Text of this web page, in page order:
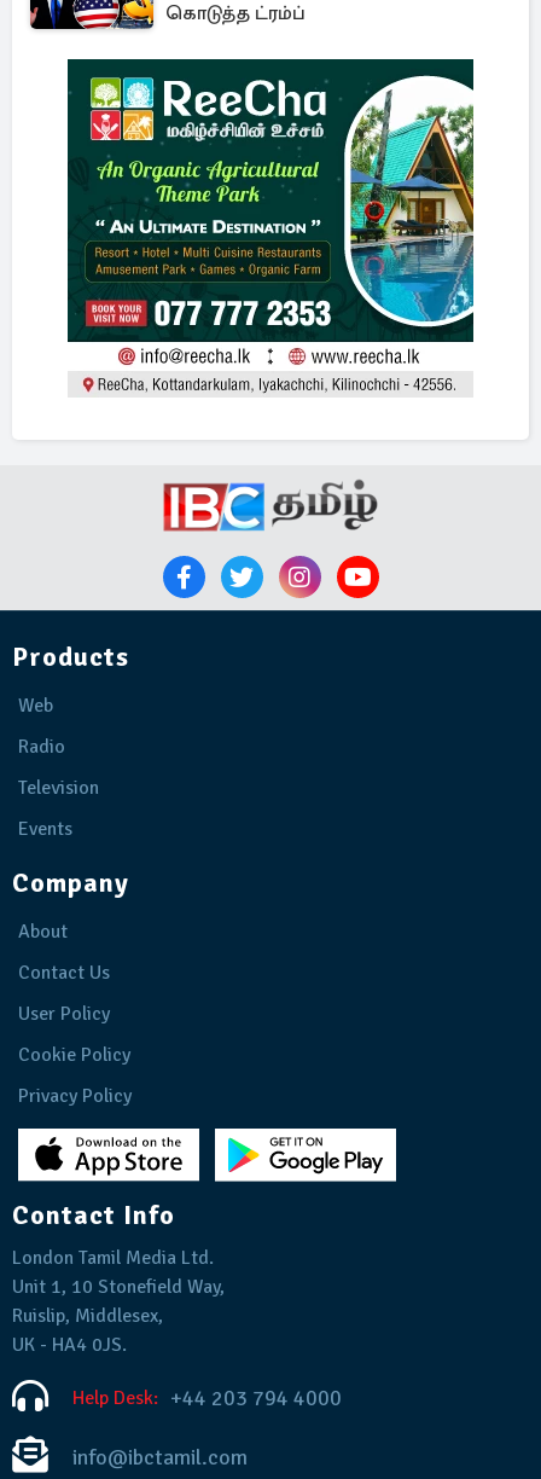
கொடுத்த ட்ரம்ப்
Products
Web
Radio
Television
Events
Company
About
Contact Us
User Policy
Cookie Policy
Privacy Policy
Contact Info
London Tamil Media Ltd.
Unit 1, 10 Stonefield Way,
Ruislip, Middlesex,
UK - HA4 0JS.
Help Desk: +44 203 794 4000
info@ibctamil.com